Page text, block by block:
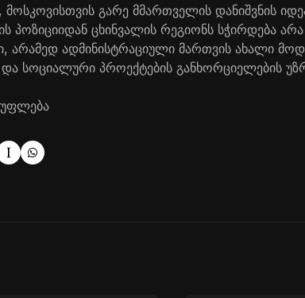
გარე მმართველის დანიშვნის
პოზიციიდან ცხინვალის რეგიონს სჭირდება
არამედ ადმინისტრაციული მართვის ახალი
სოციალური პროექტების განხორციელების